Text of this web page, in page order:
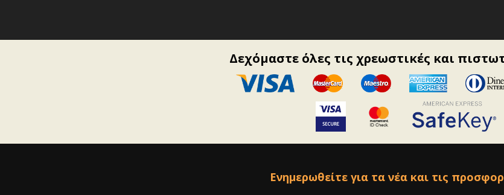
Δεχόμαστε όλες τις χρεωστικές και
Ενημερωθείτε για τα νέα και τις